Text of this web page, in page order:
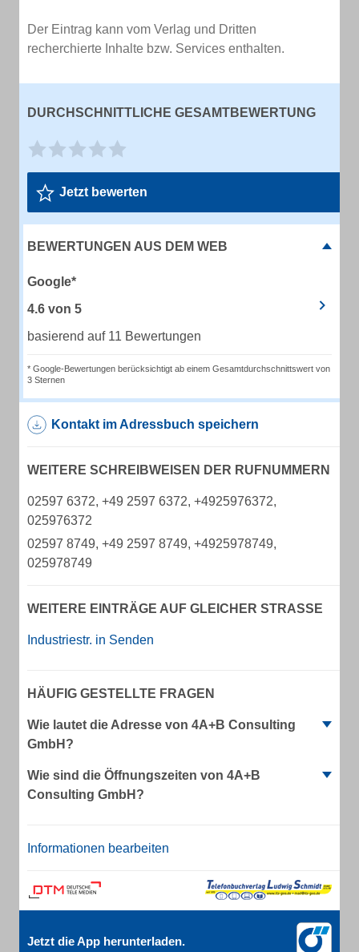
Der Eintrag kann vom Verlag und Dritten
recherchierte Inhalte bzw. Services enthalten.
DURCHSCHNITTLICHE GESAMTBEWERTUNG
Jetzt bewerten
BEWERTUNGEN AUS DEM WEB
Google*
4.6 von 5
basierend auf 11 Bewertungen
* Google-Bewertungen berücksichtigt ab einem Gesamtdurchschnittswert von
3 Sternen
Kontakt im Adressbuch speichern
WEITERE SCHREIBWEISEN DER RUFNUMMERN
02597 6372, +49 2597 6372, +4925976372,
025976372
02597 8749, +49 2597 8749, +4925978749,
025978749
WEITERE EINTRÄGE AUF GLEICHER STRASSE
Industriestr. in Senden
HÄUFIG GESTELLTE FRAGEN
Wie lautet die Adresse von 4A+B Consulting
GmbH?
Wie sind die Öffnungszeiten von 4A+B
Consulting GmbH?
Informationen bearbeiten
Jetzt die App herunterladen.